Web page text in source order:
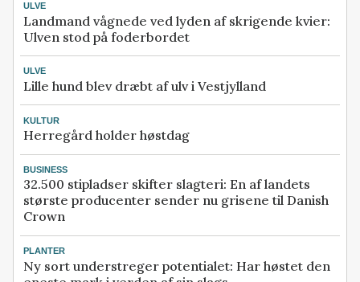
ULVE
Landmand vågnede ved lyden af skrigende kvier:
Ulven stod på foderbordet
ULVE
Lille hund blev dræbt af ulv i Vestjylland
KULTUR
Herregård holder høstdag
BUSINESS
32.500 stipladser skifter slagteri: En af landets
største producenter sender nu grisene til Danish
Crown
PLANTER
Ny sort understreger potentialet: Har høstet den